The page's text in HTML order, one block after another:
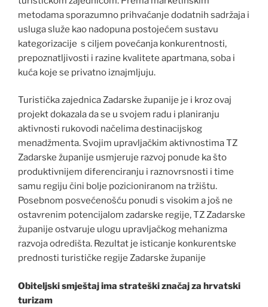
metodama sporazumno prihvaćanje dodatnih sadržaja i
usluga služe kao nadopuna postojećem sustavu
kategorizacije s ciljem povećanja konkurentnosti,
prepoznatljivosti i razine kvalitete apartmana, soba i
kuća koje se privatno iznajmljuju.
Turistička zajednica Zadarske županije je i kroz ovaj
projekt dokazala da se u svojem radu i planiranju
aktivnosti rukovodi načelima destinacijskog
menadžmenta. Svojim upravljačkim aktivnostima TZ
Zadarske županije usmjeruje razvoj ponude ka što
produktivnijem diferenciranju i raznovrsnosti i time
samu regiju čini bolje pozicioniranom na tržištu.
Posebnom posvećenošću ponudi s visokim a još ne
ostavrenim potencijalom zadarske regije, TZ Zadarske
županije ostvaruje ulogu upravljačkog mehanizma
razvoja odredišta. Rezultat je isticanje konkurentske
prednosti turističke regije Zadarske županije
Obiteljski smještaj ima strateški značaj za hrvatski
turizam